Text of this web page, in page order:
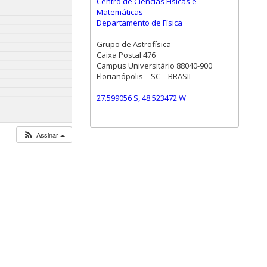
Assinar
Matemáticas
Departamento de Física
Grupo de Astrofísica
Caixa Postal 476
Campus Universitário 88040-900
Florianópolis – SC – BRASIL
27.599056 S, 48.523472 W